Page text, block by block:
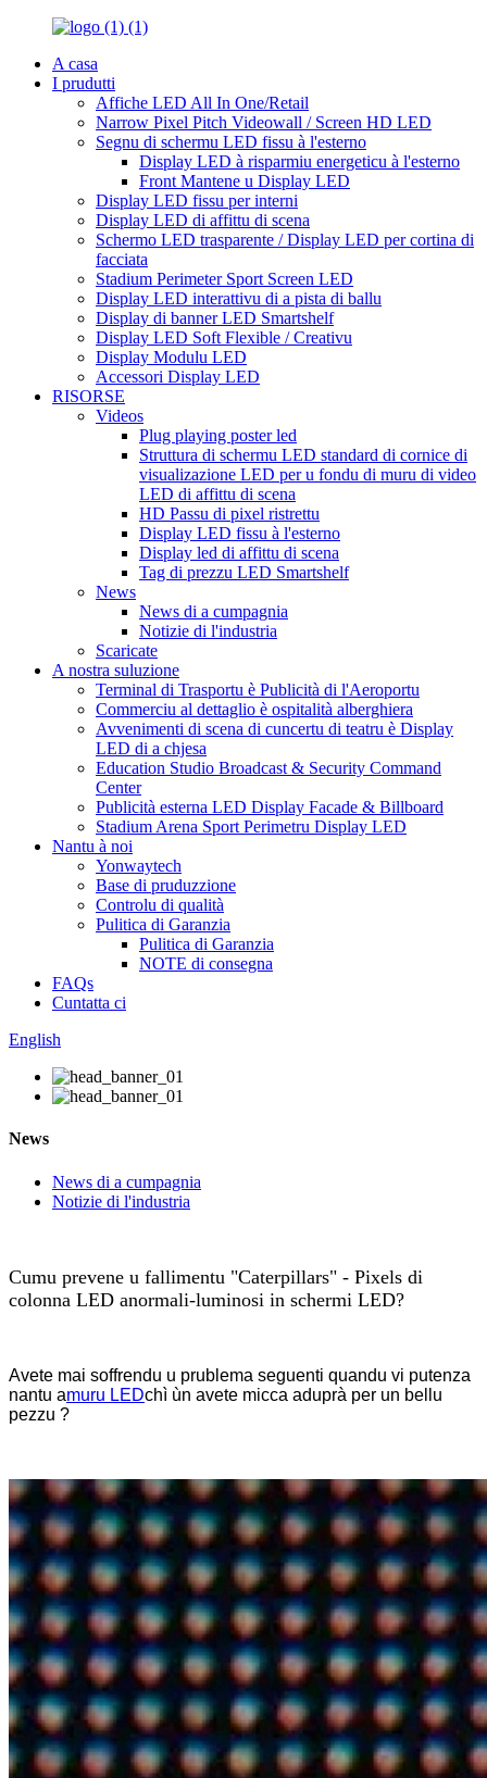
A casa
I prudutti
Affiche LED All In One/Retail
Narrow Pixel Pitch Videowall / Screen HD LED
Segnu di schermu LED fissu à l'esterno
Display LED à risparmiu energeticu à l'esterno
Front Mantene u Display LED
Display LED fissu per interni
Display LED di affittu di scena
Schermo LED trasparente / Display LED per cortina di
facciata
Stadium Perimeter Sport Screen LED
Display LED interattivu di a pista di ballu
Display di banner LED Smartshelf
Display LED Soft Flexible / Creativu
Display Modulu LED
Accessori Display LED
RISORSE
Videos
Plug playing poster led
Struttura di schermu LED standard di cornice di
visualizazione LED per u fondu di muru di video
LED di affittu di scena
HD Passu di pixel ristrettu
Display LED fissu à l'esterno
Display led di affittu di scena
Tag di prezzu LED Smartshelf
News
News di a cumpagnia
Notizie di l'industria
Scaricate
A nostra suluzione
Terminal di Trasportu è Publicità di l'Aeroportu
Commerciu al dettaglio è ospitalità alberghiera
Avvenimenti di scena di cuncertu di teatru è Display
LED di a chjesa
Education Studio Broadcast & Security Command
Center
Publicità esterna LED Display Facade & Billboard
Stadium Arena Sport Perimetru Display LED
Nantu à noi
Yonwaytech
Base di pruduzzione
Controlu di qualità
Pulitica di Garanzia
Pulitica di Garanzia
NOTE di consegna
FAQs
Cuntatta ci
English
News
News di a cumpagnia
Notizie di l'industria
Cumu prevene u fallimentu "Caterpillars" - Pixels di
colonna LED anormali-luminosi in schermi LED?
Avete mai soffrendu u prublema seguenti quandu vi putenza
nantu amuru LEDchì ùn avete micca aduprà per un bellu
pezzu ?